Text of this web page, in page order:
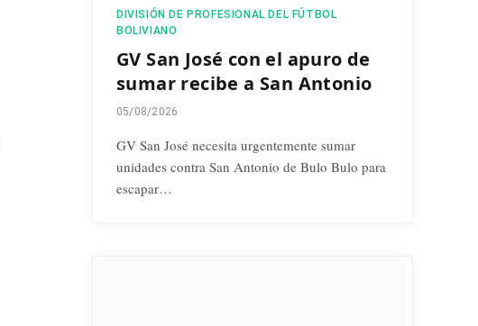
DIVISIÓN DE PROFESIONAL DEL FÚTBOL
BOLIVIANO
GV San José con el apuro de
sumar recibe a San Antonio
05/08/2026
GV San José necesita urgentemente sumar
unidades contra San Antonio de Bulo Bulo para
escapar…